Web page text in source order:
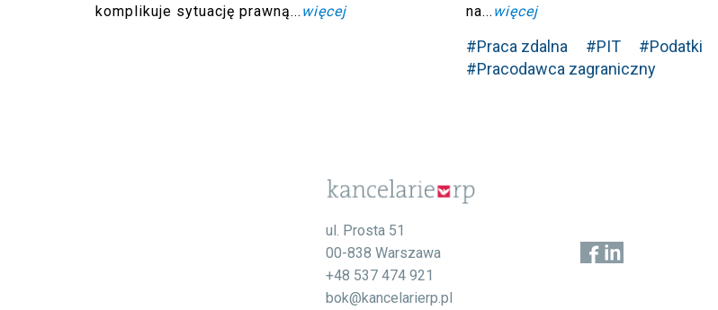
komplikuje sytuację prawną... więcej
na... więcej
#Praca zdalna #PIT
#Podatki
#Pracodawca zagraniczny
ul. Prosta 51
00-838 Warszawa
+48 537 474 921
bok@kancelarierp.pl